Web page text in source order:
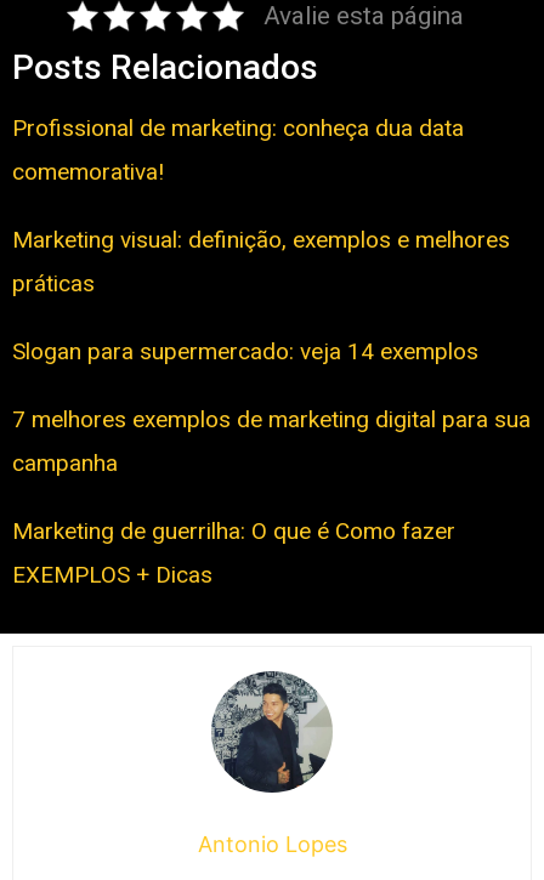
Avalie esta página
Posts Relacionados
Profissional de marketing: conheça dua data
comemorativa!
Marketing visual: definição, exemplos e melhores
práticas
Slogan para supermercado: veja 14 exemplos
7 melhores exemplos de marketing digital para sua
campanha
Marketing de guerrilha: O que é Como fazer
EXEMPLOS + Dicas
Antonio Lopes